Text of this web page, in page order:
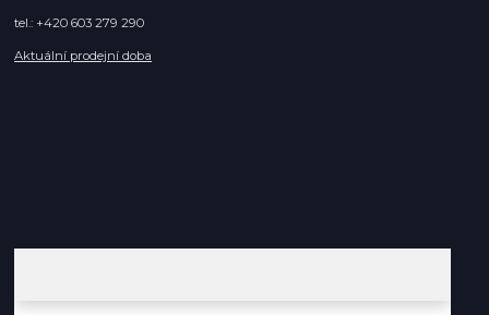
tel.: +420 603 279 290
Aktuální prodejní doba